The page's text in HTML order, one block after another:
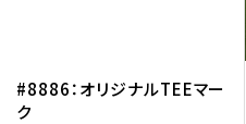
#8886：オリジナルTEEマー
ク